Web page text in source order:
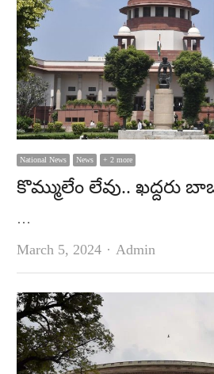
National News News + 2 more
కొమ్ములేం లేవు.. ఖ‌ద్ద‌రు
…
March 5, 2024
Author
Admin